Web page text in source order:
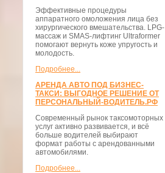
Эффективные процедуры
аппаратного омоложения лица без
хирургического вмешательства. LPG-
массаж и SMAS-лифтинг Ultraformer
помогают вернуть коже упругость и
молодость.
Подробнее...
АРЕНДА АВТО ПОД БИЗНЕС-
ТАКСИ: ВЫГОДНОЕ РЕШЕНИЕ ОТ
ПЕРСОНАЛЬНЫЙ-ВОДИТЕЛЬ.РФ
Современный рынок таксомоторных
услуг активно развивается, и всё
больше водителей выбирают
формат работы с арендованными
автомобилями.
Подробнее...